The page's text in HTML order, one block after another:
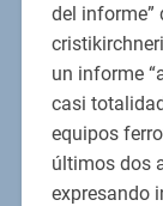
del informe”
un informe
casi
equipos
últimos dos
expresando